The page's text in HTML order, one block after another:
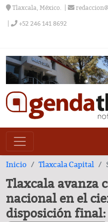
Tlaxcala, México.
+52 246 141 8692
Inicio Tlaxcala Capital
Tlaxcala avanza
nacional en el
disposición